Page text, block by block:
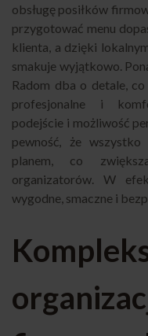
obsługę posiłków
przygotować menu
klienta, a dzięki
smakuje wyjątkowo.
Radom dba o detale,
profesjonalne i
podejście i możliwość
pewność, że
planem, co
organizatorów. W
wygodne, smaczne i